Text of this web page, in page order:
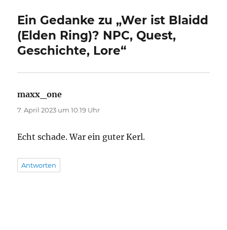
Ein Gedanke zu „Wer ist Blaidd
(Elden Ring)? NPC, Quest,
Geschichte, Lore“
maxx_one
7. April 2023 um 10:19 Uhr
Echt schade. War ein guter Kerl.
Antworten